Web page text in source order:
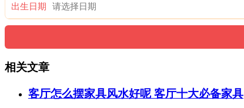
出生日期
相关文章
客厅怎么摆家具风水好呢 客厅十大必备家具